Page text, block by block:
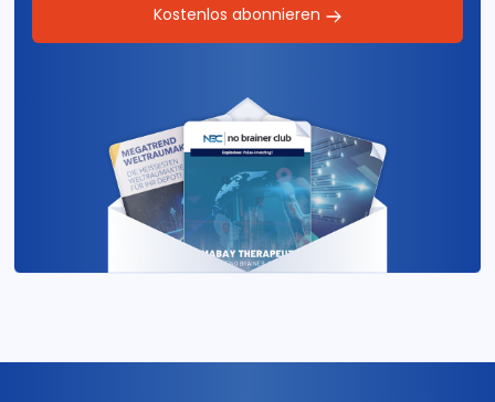
Kostenlos abonnieren